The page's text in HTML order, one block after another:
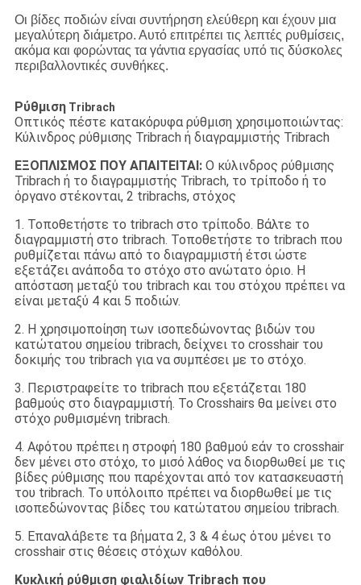
Οι βίδες ποδιών είναι συντήρηση ελεύθερη και έχουν μια
μεγαλύτερη διάμετρο. Αυτό επιτρέπει τις λεπτές ρυθμίσεις,
ακόμα και φορώντας τα γάντια εργασίας υπό τις δύσκολες
περιβαλλοντικές συνθήκες.
ΡύθμισηTribrach
Οπτικός πέστε κατακόρυφα ρύθμιση χρησιμοποιώντας:
Κύλινδρος ρύθμισης Tribrach ή διαγραμμιστής Tribrach
ΕΞΟΠΛΙΣΜΟΣ ΠΟΥ ΑΠΑΙΤΕΙΤΑΙ:Ο κύλινδρος ρύθμισης
Tribrach ή το διαγραμμιστής Tribrach, το τρίποδο ή το
όργανο στέκονται, 2 tribrachs, στόχος
1. Τοποθετήστε το tribrach στο τρίποδο. Βάλτε το
διαγραμμιστή στο tribrach. Τοποθετήστε το tribrach που
ρυθμίζεται πάνω από το διαγραμμιστή έτσι ώστε
εξετάζει ανάποδα το στόχο στο ανώτατο όριο. Η
απόσταση μεταξύ του tribrach και του στόχου πρέπει να
είναι μεταξύ 4 και 5 ποδιών.
2. Η χρησιμοποίηση των ισοπεδώνοντας βιδών του
κατώτατου σημείου tribrach, δείχνει το crosshair του
δοκιμής του tribrach για να συμπέσει με το στόχο.
3. Περιστραφείτε το tribrach που εξετάζεται 180
βαθμούς στο διαγραμμιστή. Το Crosshairs θα μείνει στο
στόχο ρυθμισμένη tribrach.
4. Αφότου πρέπει η στροφή 180 βαθμού εάν το crosshair
δεν μένει στο στόχο, το μισό λάθος να διορθωθεί με τις
βίδες ρύθμισης που παρέχονται από τον κατασκευαστή
του tribrach. Το υπόλοιπο πρέπει να διορθωθεί με τις
ισοπεδώνοντας βίδες του κατώτατου σημείου tribrach.
5. Επαναλάβετε τα βήματα 2, 3 & 4 έως ότου μένει το
crosshair στις θέσεις στόχων καθόλου.
Κυκλική ρύθμιση φιαλιδίων Tribrach που